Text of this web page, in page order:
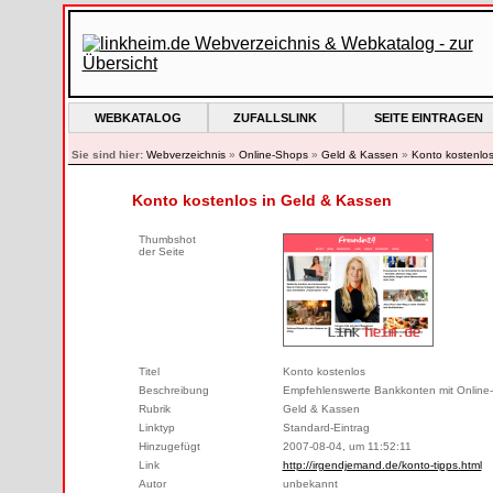
WEBKATALOG ZUFALLSLINK SEITE EINTRAGEN
Sie sind hier: Webverzeichnis» Online-Shops» Geld & Kassen » Konto kostenlos
Konto kostenlos in Geld & Kassen
Thumbshot
der Seite
Titel
Konto kostenlos
Beschreibung
Empfehlenswerte Bankkonten mit
Rubrik
Geld & Kassen
Linktyp
Standard-Eintrag
Hinzugefügt
2007-08-04, um 11:52:11
Link
http://irgendjemand.de/konto-tipps.html
Autor
unbekannt